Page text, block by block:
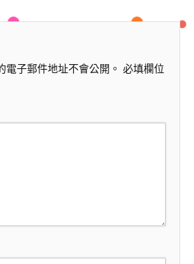
電子郵件地址不會公開。 必填欄位